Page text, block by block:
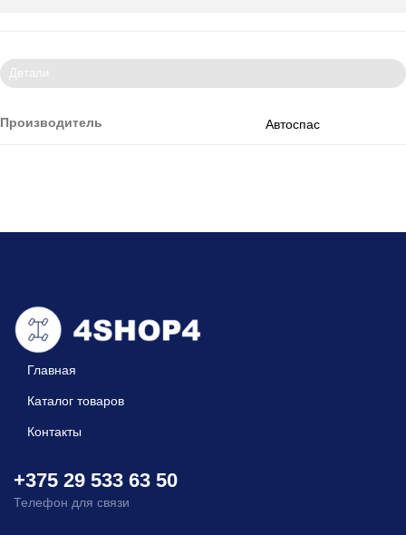
Детали
Производитель Автоспас
Главная
Каталог товаров
Контакты
+375 29 533 63 50
Телефон для связи